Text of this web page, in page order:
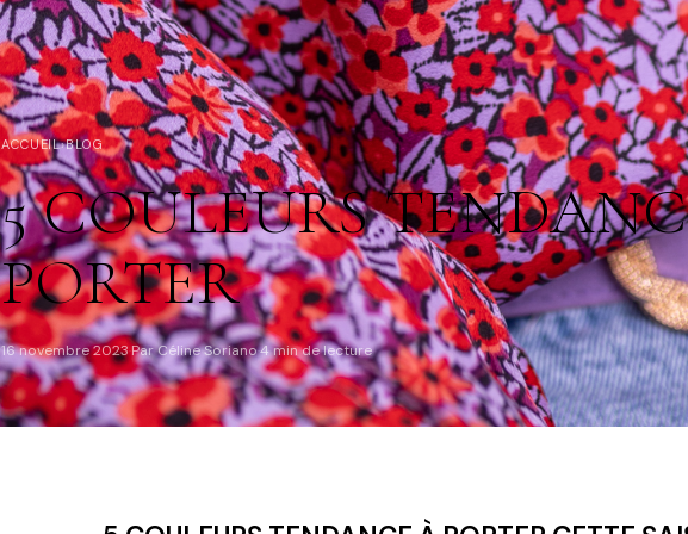
ACCUEIL›BLOG
5 COULEURS
PORTER
16 novembre 2023·Par Céline Soriano·4 min de lecture